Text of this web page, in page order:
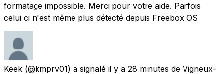
formatage impossible. Merci pour votre aide. Parfois
celui ci n'est même plus détecté depuis Freebox OS
Keek (@kmprv01) a signalé il y a 28 minutes de Vigneux-